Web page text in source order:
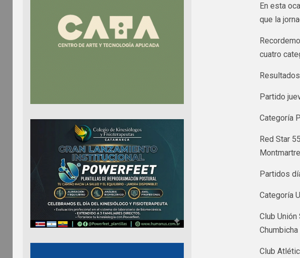
En esta
que la
cuatro
Partido
Categoría
Red Star 55
Partidos
Categoría
Club
Club